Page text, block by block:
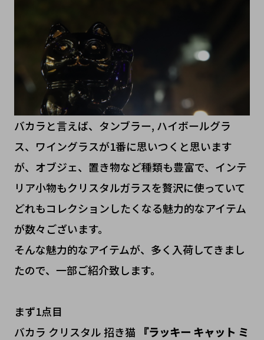
バカラと言えば、タンブラー, ハイボールグラ
ス、ワイングラスが1番に思いつくと思います
が、オブジェ、置き物など種類も豊富で、インテ
リア小物もクリスタルガラスを贅沢に使っていて
どれもコレクションしたくなる魅力的なアイテム
が数々ございます。
そんな魅力的なアイテムが、多く入荷してきまし
たので、一部ご紹介致します。
まず1点目
バカラ クリスタル 招き猫
『ラッキー キャット ミ